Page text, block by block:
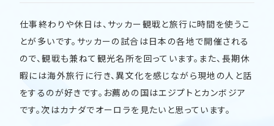
仕事終わりや休日は、サッカー観戦と旅行に時間を使うこ
とが多いです。サッカーの試合は日本の各地で開催される
ので、観戦も兼ねて観光名所を回っています。また、長期休
暇には海外旅行に行き、異文化を感じながら現地の人と話
をするのが好きです。お薦めの国はエジプトとカンボジア
です。次はカナダでオーロラを見たいと思っています。